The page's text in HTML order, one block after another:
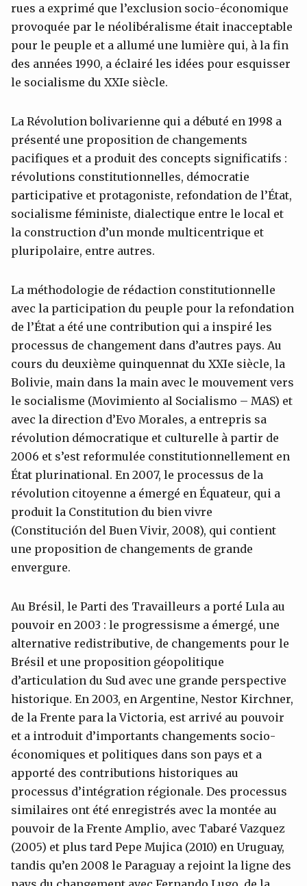
rues a exprimé que l’exclusion socio-économique
provoquée par le néolibéralisme était inacceptable
pour le peuple et a allumé une lumière qui, à la fin
des années 1990, a éclairé les idées pour esquisser
le socialisme du XXIe siècle.
La Révolution bolivarienne qui a débuté en 1998 a
présenté une proposition de changements
pacifiques et a produit des concepts significatifs :
révolutions constitutionnelles, démocratie
participative et protagoniste, refondation de l’État,
socialisme féministe, dialectique entre le local et
la construction d’un monde multicentrique et
pluripolaire, entre autres.
La méthodologie de rédaction constitutionnelle
avec la participation du peuple pour la refondation
de l’État a été une contribution qui a inspiré les
processus de changement dans d’autres pays. Au
cours du deuxième quinquennat du XXIe siècle, la
Bolivie, main dans la main avec le mouvement vers
le socialisme (Movimiento al Socialismo – MAS) et
avec la direction d’Evo Morales, a entrepris sa
révolution démocratique et culturelle à partir de
2006 et s’est reformulée constitutionnellement en
État plurinational. En 2007, le processus de la
révolution citoyenne a émergé en Équateur, qui a
produit la Constitution du bien vivre
(Constitución del Buen Vivir, 2008), qui contient
une proposition de changements de grande
envergure.
Au Brésil, le Parti des Travailleurs a porté Lula au
pouvoir en 2003 : le progressisme a émergé, une
alternative redistributive, de changements pour le
Brésil et une proposition géopolitique
d’articulation du Sud avec une grande perspective
historique. En 2003, en Argentine, Nestor Kirchner,
de la Frente para la Victoria, est arrivé au pouvoir
et a introduit d’importants changements socio-
économiques et politiques dans son pays et a
apporté des contributions historiques au
processus d’intégration régionale. Des processus
similaires ont été enregistrés avec la montée au
pouvoir de la Frente Amplio, avec Tabaré Vazquez
(2005) et plus tard Pepe Mujica (2010) en Uruguay,
tandis qu’en 2008 le Paraguay a rejoint la ligne des